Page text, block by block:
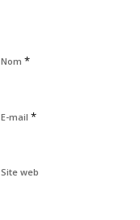
Nom*
E-mail*
Site web